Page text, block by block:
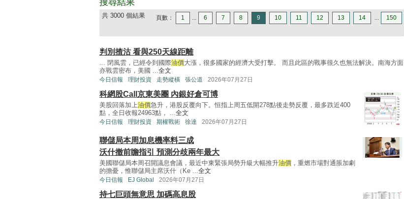
搜尋結果
共 3000 個結果 頁數： 1 ... 6 7 8 9 10 11 12 13 14 ... 150
判別揸沽 看與250天線距離
... 閉風雲，已經令到國際油價大漲，很多國家的經濟大受打擊。 而且此區的戰事很久也無法解決。南海方面
亦戰雲密布，美國 ...全文
今日信報 理財投資 走勢縱橫 張公道 2026年07月27日
科網股Call京東美團 內銀好倉可博
美股回落加上油價急升，港股反覆向下。恒指上周五低開278點後走勢反覆，最多跌近400
點，全日收報24963點， ...全文
今日信報 理財投資 期權戰術 徐達 2026年07月27日
聯儲局本周加息機率料三成
沃什撤前瞻指引 預測分歧兩年最大
美國聯儲局本周召開議息會議，最近中東緊張局勢升級大幅推升油價 ，重燃市場對通脹加劇
的擔憂，惟聯儲局主席沃什（Ke ... 全文
今日信報 EJ Global 2026年07月27日
持七巨頭無意思 加碼高息股